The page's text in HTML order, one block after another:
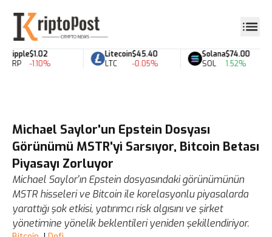
Ripple
XRP
$1.02
-1.10%
Litecoin
LTC
$45.40
-0.05%
Solana
SOL
$74.00
1.52%
Michael Saylor'un Epstein Dosyası
Görünümü MSTR'yi Sarsıyor, Bitcoin Betası
Piyasayı Zorluyor
Michael Saylor'ın Epstein dosyasındaki görünümünün
MSTR hisseleri ve Bitcoin ile korelasyonlu piyasalarda
yarattığı şok etkisi, yatırımcı risk algısını ve şirket
yönetimine yönelik beklentileri yeniden şekillendiriyor.